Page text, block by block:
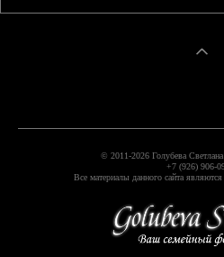
© 2011-2026 Голубева
+7 (926) 906-
Все материалы данного сайта являются